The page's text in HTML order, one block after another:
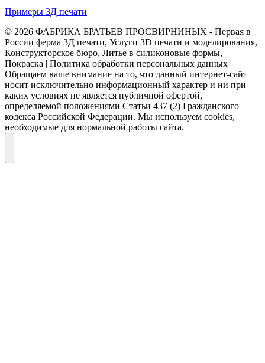
Примеры 3Д печати
© 2026 ФАБРИКА БРАТЬЕВ ПРОСВИРНИНЫХ - Первая в
России ферма 3Д печати, Услуги 3D печати и моделирования,
Конструкторское бюро, Литье в силиконовые формы,
Покраска | Политика обработки персональных данных
Обращаем ваше внимание на то, что данный интернет-сайт
носит исключительно информационный характер и ни при
каких условиях не является публичной офертой,
определяемой положениями Статьи 437 (2) Гражданского
кодекса Российской Федерации. Мы используем cookies,
необходимые для нормальной работы сайта.